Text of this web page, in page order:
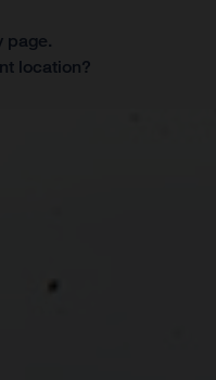
page.
location?